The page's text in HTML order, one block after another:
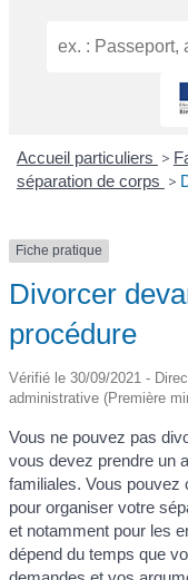
Accueil particuliers >
séparation de corps >
Fiche pratique
Divorcer
procédure
Vérifié le 30/09/2021 -
administrative (Première
Vous ne pouvez pas
vous devez prendre un
familiales. Vous pouvez
pour organiser votre
et notamment pour les
dépend du temps que